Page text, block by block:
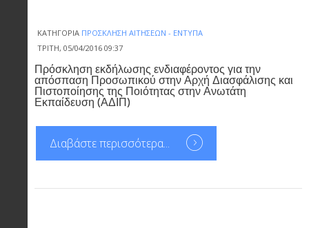
ΚΑΤΗΓΟΡΊΑ ΠΡΌΣΚΛΗΣΗ ΑΙΤΉΣΕΩΝ - ΈΝΤΥΠΑ
ΤΡΊΤΗ, 05/04/2016 09:37
Πρόσκληση εκδήλωσης ενδιαφέροντος για την
απόσπαση Προσωπικού στην Αρχή Διασφάλισης και
Πιστοποίησης της Ποιότητας στην Ανωτάτη
Εκπαίδευση (ΑΔΙΠ)
Διαβάστε περισσότερα...